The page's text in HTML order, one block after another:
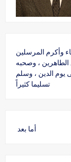
وأكرم المرسلين
الطاهرين ، وصحبه
يوم الدين ، وسلم
تسليما كثيراً
أما بعد